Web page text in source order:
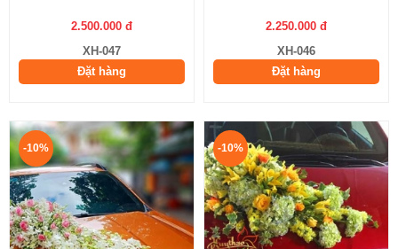
2.500.000 đ
XH-047
Đặt hàng
2.250.000 đ
XH-046
Đặt hàng
-10% -10%